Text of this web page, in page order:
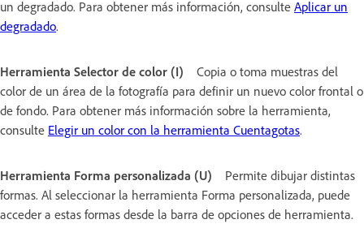
un degradado. Para obtener más información, consulte Aplicar un
degradado.
Herramienta Selector de color (I)
Copia o toma muestras del
color de un área de la fotografía para definir un nuevo color frontal o
de fondo. Para obtener más información sobre la herramienta,
consulte Elegir un color con la herramienta Cuentagotas.
Herramienta Forma personalizada (U)
Permite dibujar distintas
formas. Al seleccionar la herramienta Forma personalizada, puede
acceder a estas formas desde la barra de opciones de herramienta.